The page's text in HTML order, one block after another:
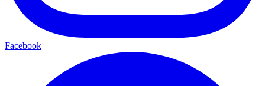
Facebook